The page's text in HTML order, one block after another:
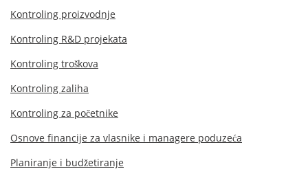
Kontroling proizvodnje
Kontroling R&D projekata
Kontroling troškova
Kontroling zaliha
Kontroling za početnike
Osnove financije za vlasnike i managere poduzeća
Planiranje i budžetiranje